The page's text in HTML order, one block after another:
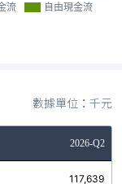
流
自由現金流
數據單位：千元
2026-Q2
117,639